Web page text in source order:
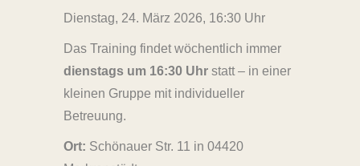
Dienstag, 24. März 2026, 16:30 Uhr
Das Training findet wöchentlich immer
dienstags um 16:30 Uhr statt – in einer
kleinen Gruppe mit individueller
Betreuung.
Ort: Schönauer Str. 11 in 04420